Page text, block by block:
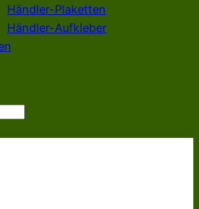
Händler-Plaketten
Händler-Aufkleber